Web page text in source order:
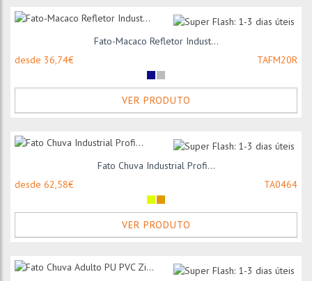
Fato-Macaco Refletor Indust...
desde 36,74€
TAFM20R
VER PRODUTO
Fato Chuva Industrial Profi...
desde 62,58€
TA0464
VER PRODUTO